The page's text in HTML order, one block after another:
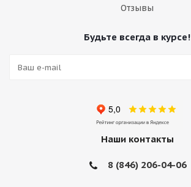
Отзывы
Будьте всегда в курсе!
Наши контакты
8 (846) 206-04-06